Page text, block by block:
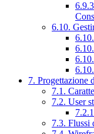
6.10.
7. Progettazione
7.1.
7.2. User
7.3. Flussi